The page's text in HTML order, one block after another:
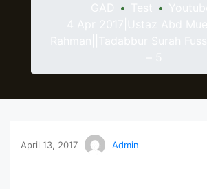
• •
April 13, 2017 Admin